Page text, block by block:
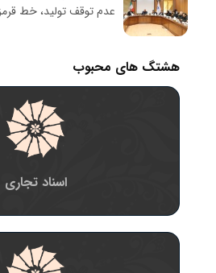
عدم توقف تولید، خط
هشتگ های محبوب
اسناد تجاری